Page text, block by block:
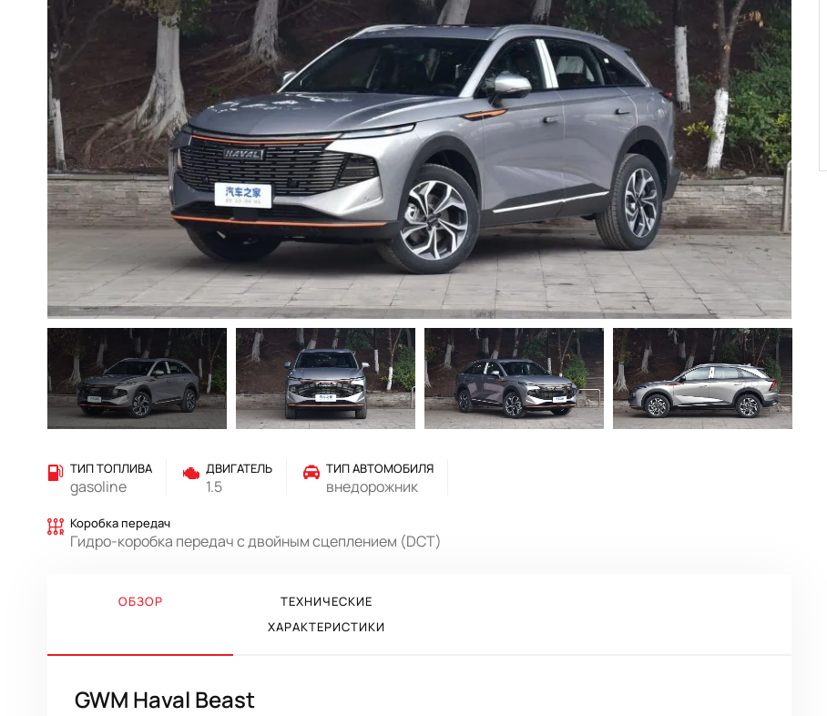
ТИП ТОПЛИВА
gasoline
ДВИГАТЕЛЬ
1.5
ТИП АВТОМОБИЛЯ
внедорожник
Коробка передач
Гидро-коробка передач с двойным сцеплением (DCT)
ОБЗОР
ТЕХНИЧЕСКИЕ
ХАРАКТЕРИСТИКИ
GWM Haval Beast